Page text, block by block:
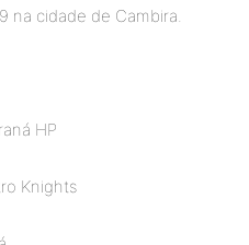
na cidade de Cambira.
HP
Knights